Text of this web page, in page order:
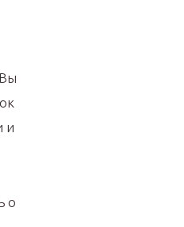
и
о